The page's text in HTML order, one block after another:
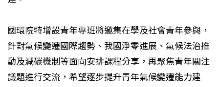
國環院特增設青年專班將邀集在學及社會青年參與，
針對氣候變遷國際趨勢、我國淨零進展、氣候法治推
動及減碳機制等面向安排課程分享，再聚焦青年關注
議題進行交流，希望逐步提升青年氣候變遷能力建